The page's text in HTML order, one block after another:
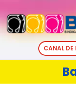
CANAL DE